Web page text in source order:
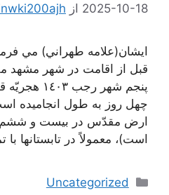
2025-10-18 از
ايشان(علامه طهراني) مي
قبل از اقامت در شهر مشهد
پنجم شهر
چهل روز به طول انجاميده
است)، معمولاً در تابستانها با
دسته‌ها
Uncategorized